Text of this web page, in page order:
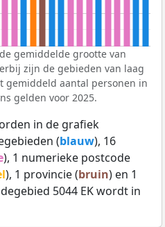
gemiddelde grootte van
zijn de gebieden van laag
gemiddeld aantal personen in
gelden voor 2025.
in de grafiek
(blauw), 16
), 1 numerieke postcode
), 1 provincie (bruin) en 1
5044 EK wordt in